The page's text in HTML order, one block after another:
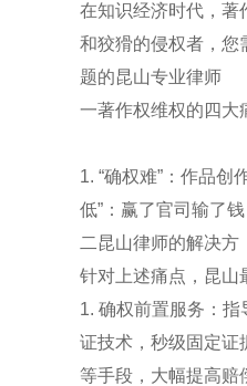
在知识经济时代，著
和狡猾的侵权者，您
题的昆山专业律师
一著作权维权的四大
1. “确权难”：作品创
低”：赢了官司输了
二昆山律师的解决方
针对上述痛点，昆山
1. 确权前置服务：
证技术，秒级固定证
等手段，大幅提高赔